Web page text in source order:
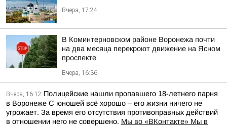
Вчера, 17:24
В Коминтерновском районе Воронежа почти
на два месяца перекроют движение на Ясном
проспекте
Вчера, 16:36
Вчера, 16:12 Полицейские нашли пропавшего 18-летнего парня
в Воронеже С юношей всё хорошо – его жизни ничего не
угрожает. За время его отсутствия противоправных действий
в отношении него не совершено. Мы во «ВКонтакте» Мы в